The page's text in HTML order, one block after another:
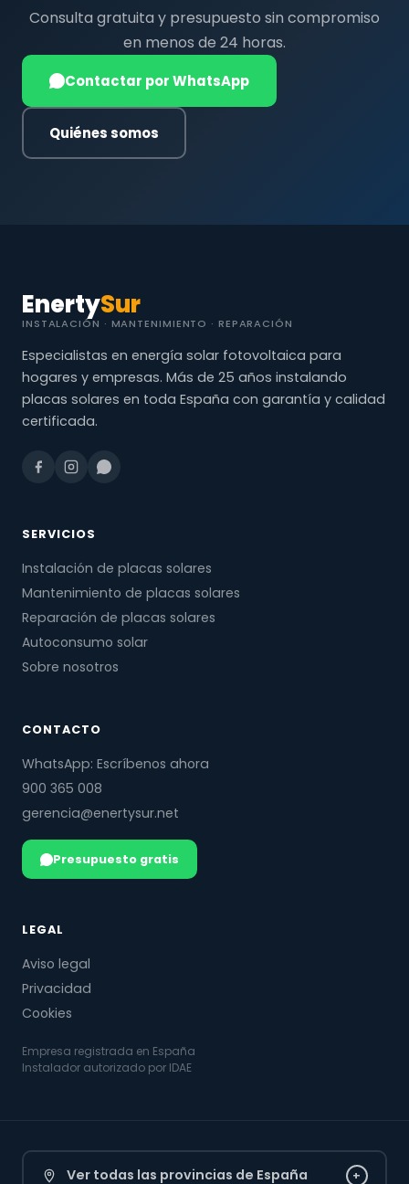
Consulta gratuita y presupuesto sin compromiso
en menos de 24 horas.
Contactar por WhatsApp
Quiénes somos
EnertySur
INSTALACIÓN · MANTENIMIENTO · REPARACIÓN
Especialistas en energía solar fotovoltaica para
hogares y empresas. Más de 25 años instalando
placas solares en toda España con garantía y calidad
certificada.
SERVICIOS
Instalación de placas solares
Mantenimiento de placas solares
Reparación de placas solares
Autoconsumo solar
Sobre nosotros
CONTACTO
WhatsApp: Escríbenos ahora
900 365 008
gerencia@enertysur.net
Presupuesto gratis
LEGAL
Aviso legal
Privacidad
Cookies
Empresa registrada en España
Instalador autorizado por IDAE
Ver todas las provincias de España +